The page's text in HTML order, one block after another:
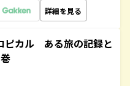
詳細を見る
ピカル ある旅の記録と